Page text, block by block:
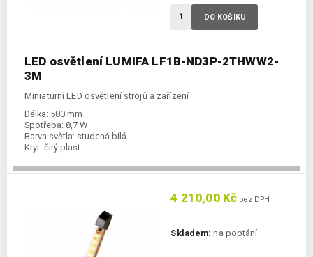
LED osvětlení LUMIFA LF1B-ND3P-2THWW2-
3M
Miniaturní LED osvětlení strojů a zařízení
Délka: 580 mm
Spotřeba: 8,7 W
Barva světla: studená bílá
Kryt: čirý plast
DO KOŠÍKU
4 210,00 Kč bez DPH
Skladem: na poptání